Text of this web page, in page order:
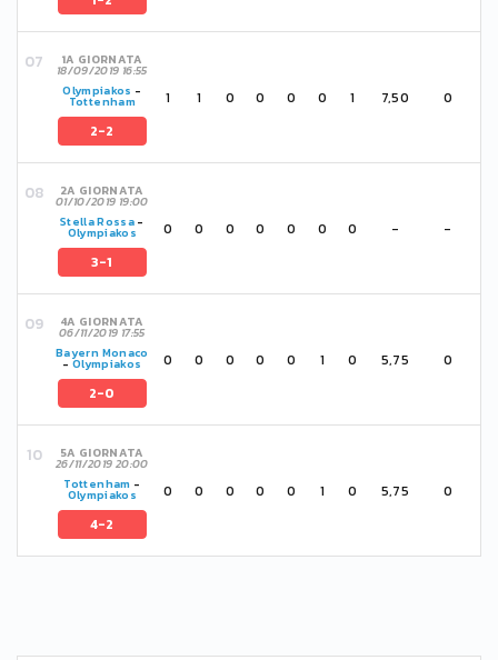
1A GIORNATA
18/09/2019 16:55
Olympiakos -
Tottenham
2-2
1 1 0 0 0 0 1 7,50 0
2A GIORNATA
01/10/2019 19:00
Stella Rossa -
Olympiakos
3-1
0 0 0 0 0 0 0 - -
4A GIORNATA
06/11/2019 17:55
Bayern Monaco
- Olympiakos
2-0
0 0 0 0 0 1 0 5,75 0
5A GIORNATA
26/11/2019 20:00
Tottenham -
Olympiakos
4-2
0 0 0 0 0 1 0 5,75 0